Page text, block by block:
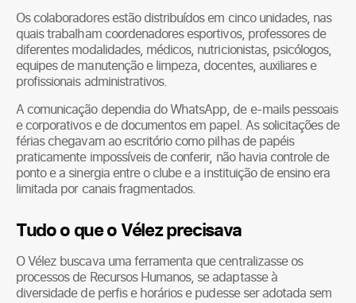
Os colaboradores estão distribuídos em cinco unidades, nas
quais trabalham coordenadores esportivos, professores de
diferentes modalidades, médicos, nutricionistas, psicólogos,
equipes de manutenção e limpeza, docentes, auxiliares e
profissionais administrativos.
A comunicação dependia do WhatsApp, de e-mails pessoais
e corporativos e de documentos em papel. As solicitações de
férias chegavam ao escritório como pilhas de papéis
praticamente impossíveis de conferir, não havia controle de
ponto e a sinergia entre o clube e a instituição de ensino era
limitada por canais fragmentados.
Tudo o que o Vélez precisava
O Vélez buscava uma ferramenta que centralizasse os
processos de Recursos Humanos, se adaptasse à
diversidade de perfis e horários e pudesse ser adotada sem